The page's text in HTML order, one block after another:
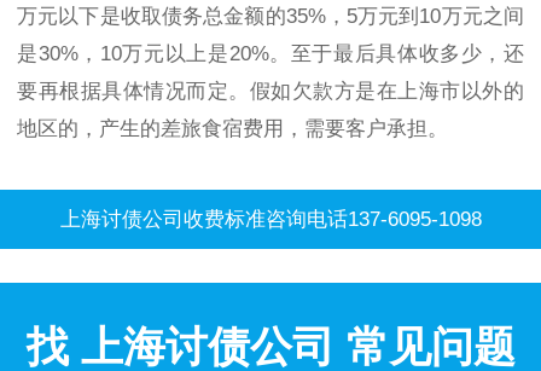
万元以下是收取债务总金额的35%，5万元到10万元之间
是30%，10万元以上是20%。至于最后具体收多少，还
要再根据具体情况而定。假如欠款方是在上海市以外的
地区的，产生的差旅食宿费用，需要客户承担。
上海讨债公司收费标准咨询电话137-6095-1098
找 上海讨债公司 常见问题